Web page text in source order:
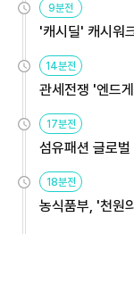
9분전
'캐시딜' 캐시워
14분전
관세전쟁 '엔드
17분전
섬유패션 글로
18분전
농식품부, '천원